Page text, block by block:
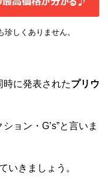
珍しくありません。
時に発表されたプリウ
ョン・G’s”と言いま
いきましょう。